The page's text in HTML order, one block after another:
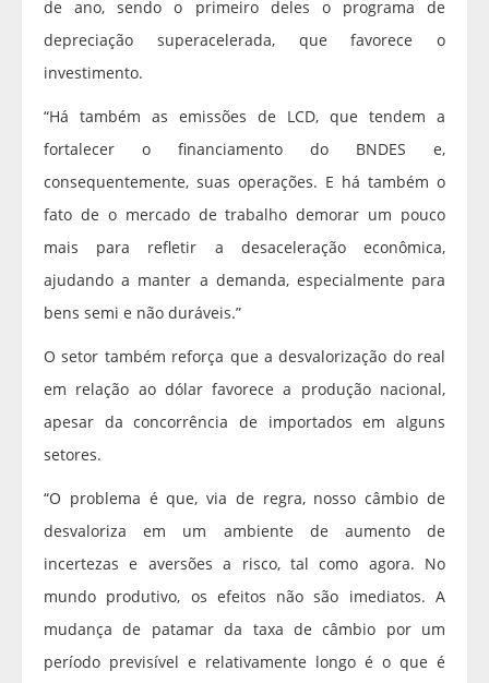
de ano, sendo o primeiro deles o programa de
depreciação superacelerada, que favorece o
investimento.
“Há também as emissões de LCD, que tendem a
fortalecer o financiamento do BNDES e,
consequentemente, suas operações. E há também o
fato de o mercado de trabalho demorar um pouco
mais para refletir a desaceleração econômica,
ajudando a manter a demanda, especialmente para
bens semi e não duráveis.”
O setor também reforça que a desvalorização do real
em relação ao dólar favorece a produção nacional,
apesar da concorrência de importados em alguns
setores.
“O problema é que, via de regra, nosso câmbio de
desvaloriza em um ambiente de aumento de
incertezas e aversões a risco, tal como agora. No
mundo produtivo, os efeitos não são imediatos. A
mudança de patamar da taxa de câmbio por um
período previsível e relativamente longo é o que é